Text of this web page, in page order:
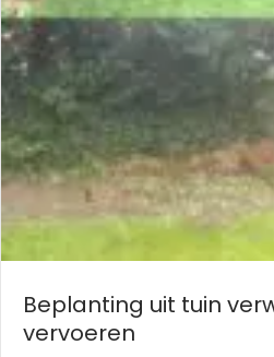
Beplanting uit tuin
vervoeren